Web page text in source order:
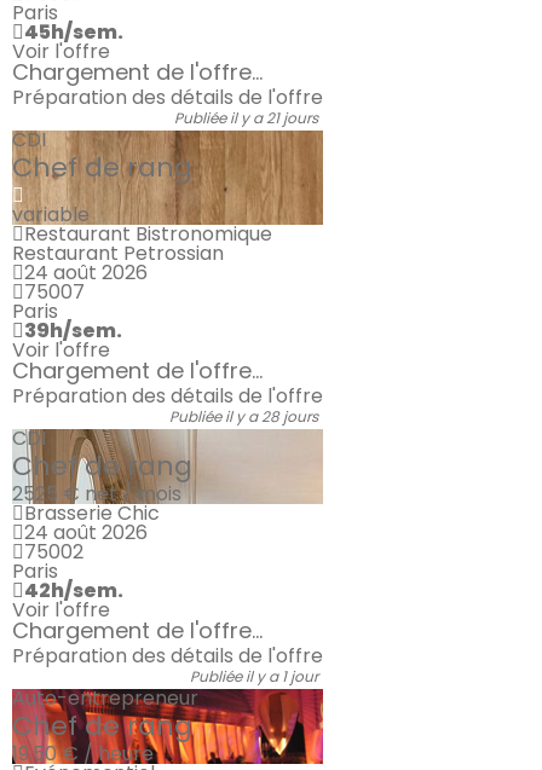
Paris
45h/sem.
Voir l'offre
Chargement de l'offre...
Préparation des détails de l'offre
Publiée il y a 21 jours
CDI
Chef de rang
variable
Restaurant Bistronomique
Restaurant Petrossian
24 août 2026
75007
Paris
39h/sem.
Voir l'offre
Chargement de l'offre...
Préparation des détails de l'offre
Publiée il y a 28 jours
CDI
Chef de rang
2525 € net / mois
Brasserie Chic
24 août 2026
75002
Paris
42h/sem.
Voir l'offre
Chargement de l'offre...
Préparation des détails de l'offre
Publiée il y a 1 jour
Auto-entrepreneur
Chef de rang
19.50 € / heure